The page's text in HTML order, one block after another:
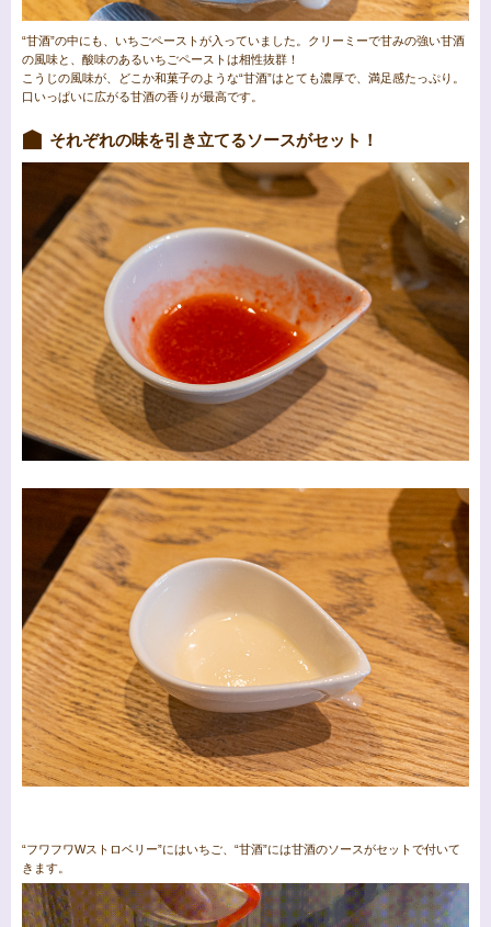
“甘酒”の中にも、いちごペーストが入っていました。クリーミーで甘みの強い甘酒
の風味と、酸味のあるいちごペーストは相性抜群！
こうじの風味が、どこか和菓子のような“甘酒”はとても濃厚で、満足感たっぷり。
口いっぱいに広がる甘酒の香りが最高です。
それぞれの味を引き立てるソースがセット！
“フワフワWストロベリー”にはいちご、“甘酒”には甘酒のソースがセットで付いて
きます。